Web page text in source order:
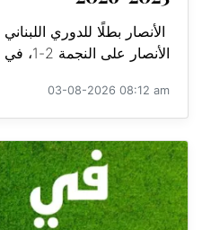
الأنصار على النجمة 2-1، في الجولة ال...
03-08-2026 08:12 am